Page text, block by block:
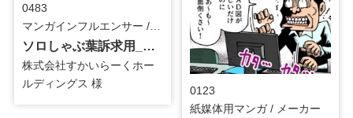
0483
マンガインフルエンサー / 食品
ソロしゃぶ葉訴求用_コケ山さん_インフルエンサーマンガ
株式会社すかいらーくホー
ルディングス 様
0123
紙媒体用マンガ / メーカー